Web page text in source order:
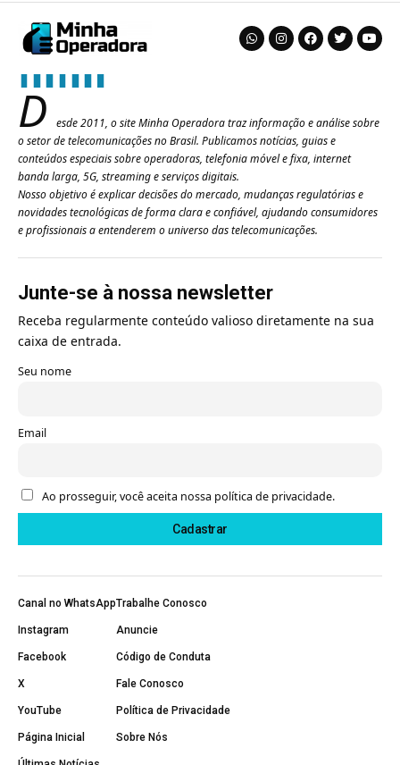
D
esde 2011, o site Minha Operadora traz informação e análise sobre
o setor de telecomunicações no Brasil. Publicamos notícias, guias e
conteúdos especiais sobre operadoras, telefonia móvel e fixa, internet
banda larga, 5G, streaming e serviços digitais.
Nosso objetivo é explicar decisões do mercado, mudanças regulatórias e
novidades tecnológicas de forma clara e confiável, ajudando consumidores
e profissionais a entenderem o universo das telecomunicações.
Junte-se à nossa newsletter
Receba regularmente conteúdo valioso diretamente na sua
caixa de entrada.
Seu nome
Email
Ao prosseguir, você aceita nossa política de privacidade.
Canal no WhatsApp
Instagram
Facebook
X
YouTube
Página Inicial
Trabalhe Conosco
Anuncie
Código de Conduta
Fale Conosco
Política de Privacidade
Sobre Nós